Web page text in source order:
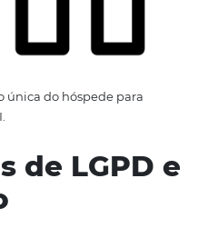
e links de pagamento.
de demanda.
e-mail de abandono,
conversão, ADR e
no Motor de Reservas.
UTM e sem telefone